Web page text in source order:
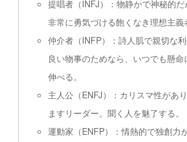
提唱者（INFJ）：物静かで神秘的
非常に勇気づける飽くなき理想主義
仲介者（INFP）：詩人肌で親切な利
良い物事のためなら、いつでも懸命
伸べる。
主人公（ENFJ）：カリスマ性があ
ますリーダー。聞く人を魅了する。
運動家（ENFP）：情熱的で独創力